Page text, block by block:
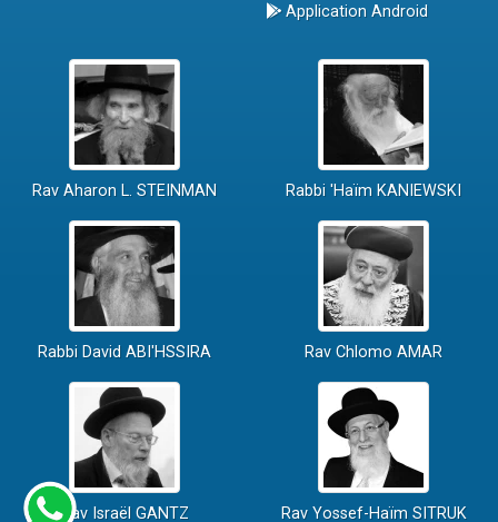
Application Android
Rav Aharon L. STEINMAN Rabbi 'Haïm KANIEWSKI
Rabbi David ABI'HSSIRA Rav Chlomo AMAR
Rav Israël GANTZ Rav Yossef-Haïm SITRUK